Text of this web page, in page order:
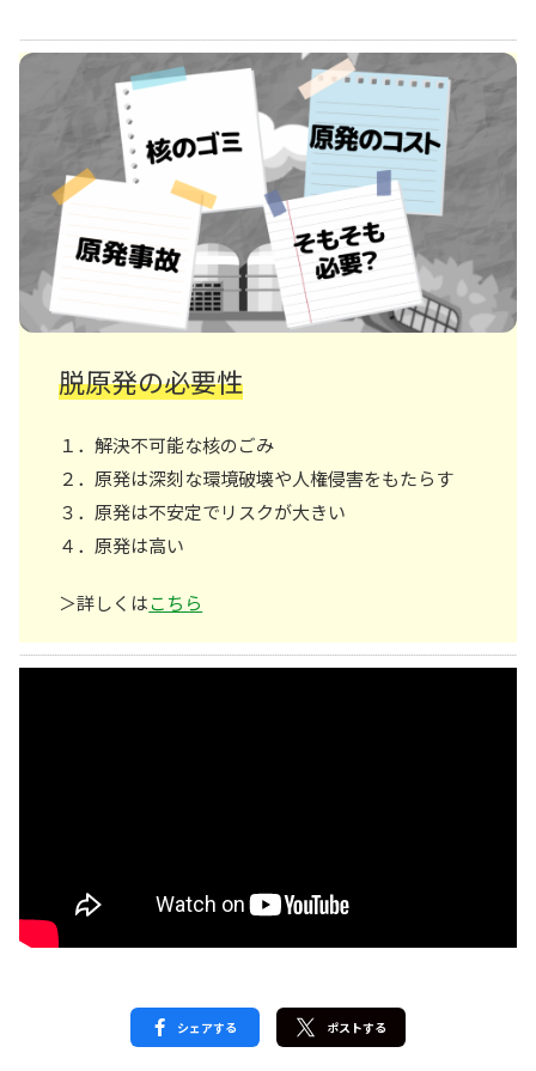
脱原発の必要性
１．解決不可能な核のごみ
２．原発は深刻な環境破壊や人権侵害をもたらす
３．原発は不安定でリスクが大きい
４．原発は高い
＞詳しくはこちら
シェアする ポストする